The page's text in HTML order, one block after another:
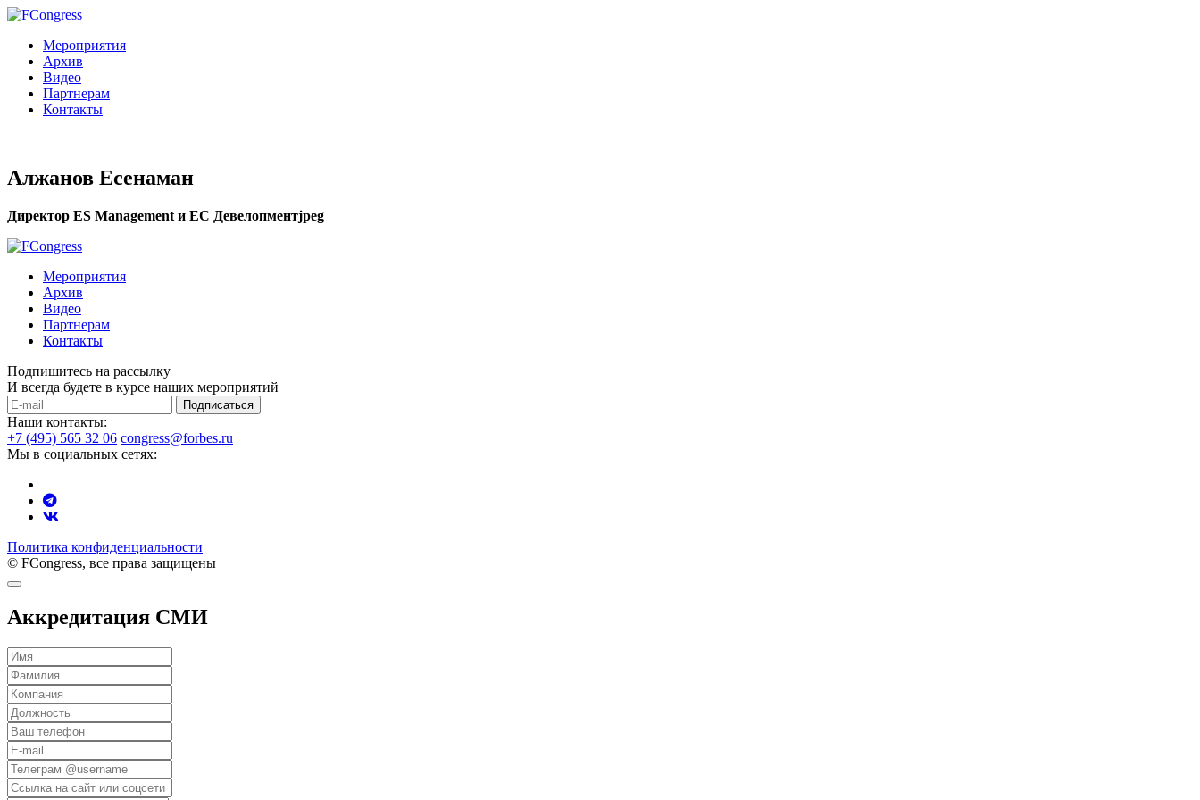
Мероприятия
Архив
Видео
Партнерам
Контакты
Алжанов Есенаман
Директор ES Management и ЕС Девелопментjpeg
Мероприятия
Архив
Видео
Партнерам
Контакты
Подпишитесь на рассылку
И всегда будете в курсе наших мероприятий
Подписаться
Наши контакты:
+7 (495) 565 32 06 congress@forbes.ru
Мы в социальных сетях:
Политика конфиденциальности
© FCongress, все права защищены
Аккредитация СМИ